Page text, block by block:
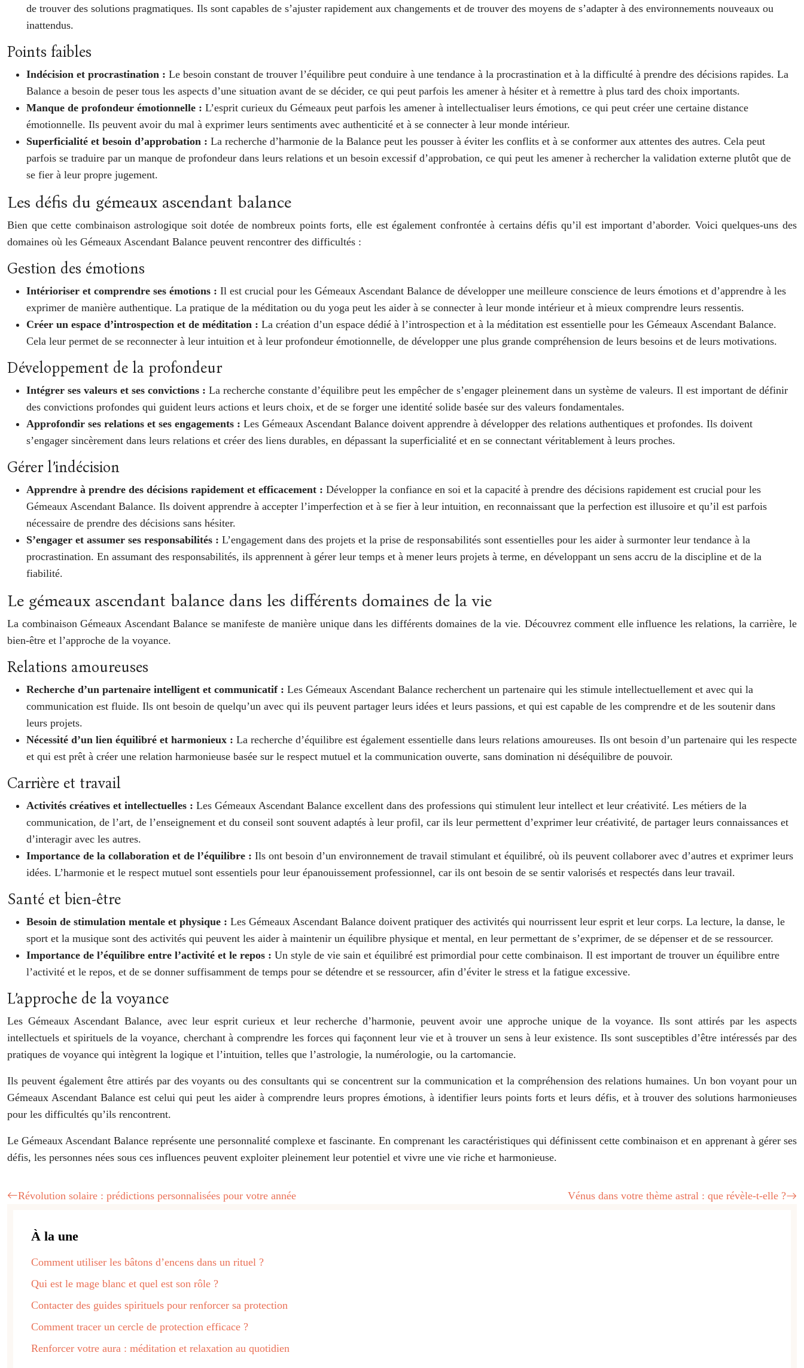
de trouver des solutions pragmatiques. Ils sont capables de s’ajuster rapidement aux changements et de trouver des moyens de s’adapter à des environnements nouveaux ou
inattendus.
Points faibles
Indécision et procrastination : Le besoin constant de trouver l’équilibre peut conduire à une tendance à la procrastination et à la difficulté à prendre des décisions rapides. La
Balance a besoin de peser tous les aspects d’une situation avant de se décider, ce qui peut parfois les amener à hésiter et à remettre à plus tard des choix importants.
Manque de profondeur émotionnelle : L’esprit curieux du Gémeaux peut parfois les amener à intellectualiser leurs émotions, ce qui peut créer une certaine distance
émotionnelle. Ils peuvent avoir du mal à exprimer leurs sentiments avec authenticité et à se connecter à leur monde intérieur.
Superficialité et besoin d’approbation : La recherche d’harmonie de la Balance peut les pousser à éviter les conflits et à se conformer aux attentes des autres. Cela peut
parfois se traduire par un manque de profondeur dans leurs relations et un besoin excessif d’approbation, ce qui peut les amener à rechercher la validation externe plutôt que de
se fier à leur propre jugement.
Les défis du gémeaux ascendant balance
Bien que cette combinaison astrologique soit dotée de nombreux points forts, elle est également confrontée à certains défis qu’il est important d’aborder. Voici quelques-uns des
domaines où les Gémeaux Ascendant Balance peuvent rencontrer des difficultés :
Gestion des émotions
Intérioriser et comprendre ses émotions : Il est crucial pour les Gémeaux Ascendant Balance de développer une meilleure conscience de leurs émotions et d’apprendre à les
exprimer de manière authentique. La pratique de la méditation ou du yoga peut les aider à se connecter à leur monde intérieur et à mieux comprendre leurs ressentis.
Créer un espace d’introspection et de méditation : La création d’un espace dédié à l’introspection et à la méditation est essentielle pour les Gémeaux Ascendant Balance.
Cela leur permet de se reconnecter à leur intuition et à leur profondeur émotionnelle, de développer une plus grande compréhension de leurs besoins et de leurs motivations.
Développement de la profondeur
Intégrer ses valeurs et ses convictions : La recherche constante d’équilibre peut les empêcher de s’engager pleinement dans un système de valeurs. Il est important de définir
des convictions profondes qui guident leurs actions et leurs choix, et de se forger une identité solide basée sur des valeurs fondamentales.
Approfondir ses relations et ses engagements : Les Gémeaux Ascendant Balance doivent apprendre à développer des relations authentiques et profondes. Ils doivent
s’engager sincèrement dans leurs relations et créer des liens durables, en dépassant la superficialité et en se connectant véritablement à leurs proches.
Gérer l’indécision
Apprendre à prendre des décisions rapidement et efficacement : Développer la confiance en soi et la capacité à prendre des décisions rapidement est crucial pour les
Gémeaux Ascendant Balance. Ils doivent apprendre à accepter l’imperfection et à se fier à leur intuition, en reconnaissant que la perfection est illusoire et qu’il est parfois
nécessaire de prendre des décisions sans hésiter.
S’engager et assumer ses responsabilités : L’engagement dans des projets et la prise de responsabilités sont essentielles pour les aider à surmonter leur tendance à la
procrastination. En assumant des responsabilités, ils apprennent à gérer leur temps et à mener leurs projets à terme, en développant un sens accru de la discipline et de la
fiabilité.
Le gémeaux ascendant balance dans les différents domaines de la vie
La combinaison Gémeaux Ascendant Balance se manifeste de manière unique dans les différents domaines de la vie. Découvrez comment elle influence les relations, la carrière, le
bien-être et l’approche de la voyance.
Relations amoureuses
Recherche d’un partenaire intelligent et communicatif : Les Gémeaux Ascendant Balance recherchent un partenaire qui les stimule intellectuellement et avec qui la
communication est fluide. Ils ont besoin de quelqu’un avec qui ils peuvent partager leurs idées et leurs passions, et qui est capable de les comprendre et de les soutenir dans
leurs projets.
Nécessité d’un lien équilibré et harmonieux : La recherche d’équilibre est également essentielle dans leurs relations amoureuses. Ils ont besoin d’un partenaire qui les respecte
et qui est prêt à créer une relation harmonieuse basée sur le respect mutuel et la communication ouverte, sans domination ni déséquilibre de pouvoir.
Carrière et travail
Activités créatives et intellectuelles : Les Gémeaux Ascendant Balance excellent dans des professions qui stimulent leur intellect et leur créativité. Les métiers de la
communication, de l’art, de l’enseignement et du conseil sont souvent adaptés à leur profil, car ils leur permettent d’exprimer leur créativité, de partager leurs connaissances et
d’interagir avec les autres.
Importance de la collaboration et de l’équilibre : Ils ont besoin d’un environnement de travail stimulant et équilibré, où ils peuvent collaborer avec d’autres et exprimer leurs
idées. L’harmonie et le respect mutuel sont essentiels pour leur épanouissement professionnel, car ils ont besoin de se sentir valorisés et respectés dans leur travail.
Santé et bien-être
Besoin de stimulation mentale et physique : Les Gémeaux Ascendant Balance doivent pratiquer des activités qui nourrissent leur esprit et leur corps. La lecture, la danse, le
sport et la musique sont des activités qui peuvent les aider à maintenir un équilibre physique et mental, en leur permettant de s’exprimer, de se dépenser et de se ressourcer.
Importance de l’équilibre entre l’activité et le repos : Un style de vie sain et équilibré est primordial pour cette combinaison. Il est important de trouver un équilibre entre
l’activité et le repos, et de se donner suffisamment de temps pour se détendre et se ressourcer, afin d’éviter le stress et la fatigue excessive.
L’approche de la voyance
Les Gémeaux Ascendant Balance, avec leur esprit curieux et leur recherche d’harmonie, peuvent avoir une approche unique de la voyance. Ils sont attirés par les aspects
intellectuels et spirituels de la voyance, cherchant à comprendre les forces qui façonnent leur vie et à trouver un sens à leur existence. Ils sont susceptibles d’être intéressés par des
pratiques de voyance qui intègrent la logique et l’intuition, telles que l’astrologie, la numérologie, ou la cartomancie.
Ils peuvent également être attirés par des voyants ou des consultants qui se concentrent sur la communication et la compréhension des relations humaines. Un bon voyant pour un
Gémeaux Ascendant Balance est celui qui peut les aider à comprendre leurs propres émotions, à identifier leurs points forts et leurs défis, et à trouver des solutions harmonieuses
pour les difficultés qu’ils rencontrent.
Le Gémeaux Ascendant Balance représente une personnalité complexe et fascinante. En comprenant les caractéristiques qui définissent cette combinaison et en apprenant à gérer ses
défis, les personnes nées sous ces influences peuvent exploiter pleinement leur potentiel et vivre une vie riche et harmonieuse.
Révolution solaire : prédictions personnalisées pour votre année Vénus dans votre thème astral : que révèle-t-elle ?
À la une
Comment utiliser les bâtons d’encens dans un rituel ?
Qui est le mage blanc et quel est son rôle ?
Contacter des guides spirituels pour renforcer sa protection
Comment tracer un cercle de protection efficace ?
Renforcer votre aura : méditation et relaxation au quotidien